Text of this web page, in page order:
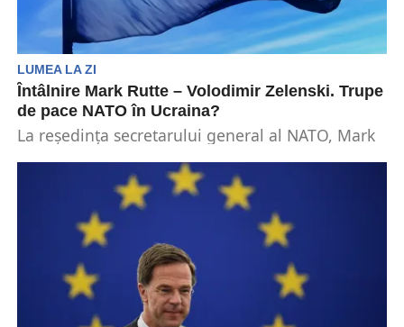
LUMEA LA ZI
Întâlnire Mark Rutte – Volodimir Zelenski. Trupe
de pace NATO în Ucraina?
La reședința secretarului general al NATO, Mark